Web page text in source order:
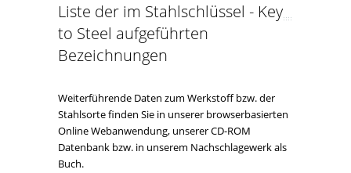
Liste der im Stahlschlüssel - Key
to Steel aufgeführten
Bezeichnungen
Weiterführende Daten zum Werkstoff bzw. der
Stahlsorte finden Sie in unserer browserbasierten
Online Webanwendung, unserer CD-ROM
Datenbank bzw. in unserem Nachschlagewerk als
Buch.